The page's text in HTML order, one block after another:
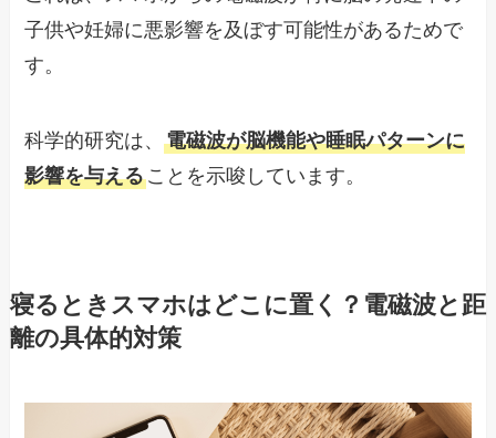
子供や妊婦に悪影響を及ぼす可能性があるためで
す。
科学的研究は、電磁波が脳機能や睡眠パターンに
影響を与えることを示唆しています。
寝るときスマホはどこに置く？電磁波と距
離の具体的対策